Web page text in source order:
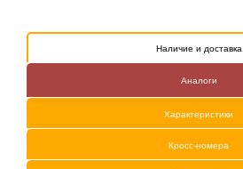
Наличие и доставка
Аналоги
Характеристики
Кросс-номера